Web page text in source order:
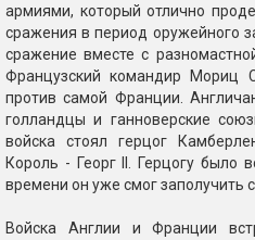
армиями, который отлично
сражения в период оружейного
сражение вместе с
Французский командир Мориц
против самой Франции.
голландцы и ганноверские
войска стоял герцог
Король - Георг II. Герцогу было
времени он уже смог заполучить
Войска Англии и Франции